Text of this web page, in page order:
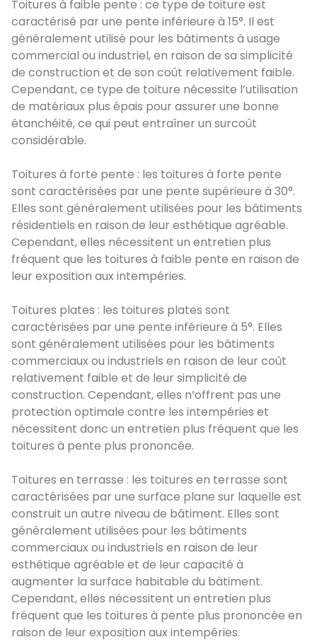
Toitures à faible pente : ce type de toiture est
caractérisé par une pente inférieure à 15°. Il est
généralement utilisé pour les bâtiments à usage
commercial ou industriel, en raison de sa simplicité
de construction et de son coût relativement faible.
Cependant, ce type de toiture nécessite l’utilisation
de matériaux plus épais pour assurer une bonne
étanchéité, ce qui peut entraîner un surcoût
considérable.
Toitures à forte pente : les toitures à forte pente
sont caractérisées par une pente supérieure à 30°.
Elles sont généralement utilisées pour les bâtiments
résidentiels en raison de leur esthétique agréable.
Cependant, elles nécessitent un entretien plus
fréquent que les toitures à faible pente en raison de
leur exposition aux intempéries.
Toitures plates : les toitures plates sont
caractérisées par une pente inférieure à 5°. Elles
sont généralement utilisées pour les bâtiments
commerciaux ou industriels en raison de leur coût
relativement faible et de leur simplicité de
construction. Cependant, elles n’offrent pas une
protection optimale contre les intempéries et
nécessitent donc un entretien plus fréquent que les
toitures à pente plus prononcée.
Toitures en terrasse : les toitures en terrasse sont
caractérisées par une surface plane sur laquelle est
construit un autre niveau de bâtiment. Elles sont
généralement utilisées pour les bâtiments
commerciaux ou industriels en raison de leur
esthétique agréable et de leur capacité à
augmenter la surface habitable du bâtiment.
Cependant, elles nécessitent un entretien plus
fréquent que les toitures à pente plus prononcée en
raison de leur exposition aux intempéries.